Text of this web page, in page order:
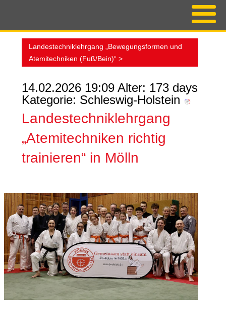
Landestechniklehrgang „Bewegungsformen und
Atemitechniken (Fuß/Bein)“ >
14.02.2026 19:09 Alter: 173 days
Kategorie: Schleswig-Holstein
Landestechniklehrgang
„Atemitechniken richtig
trainieren“ in Mölln